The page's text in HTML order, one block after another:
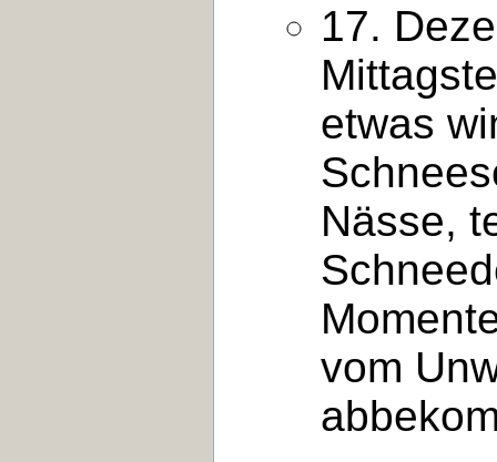
17.
etwas
Nässe,
vom